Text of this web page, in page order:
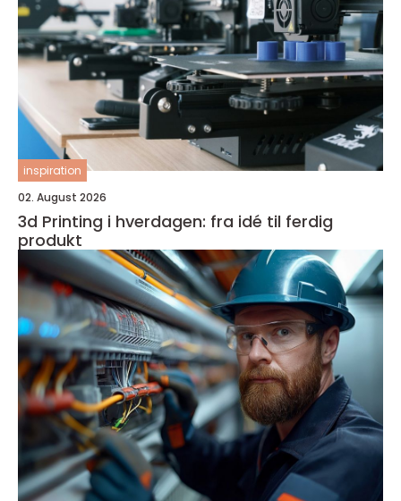
inspiration
02. August 2026
3d Printing i hverdagen: fra idé til ferdig
produkt